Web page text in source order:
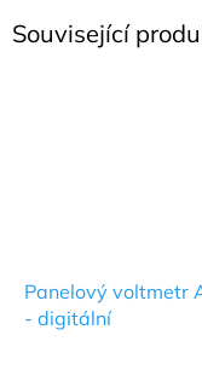
Související
Panelový voltmetr
- digitální